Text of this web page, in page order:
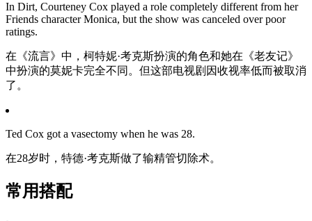
In Dirt, Courteney Cox played a role completely different from her
Friends character Monica, but the show was canceled over poor
ratings.
在《流言》中，柯特妮·考克斯扮演的角色和她在《老友记》
中扮演的莫妮卡完全不同。但这部电视剧因收视率低而被取消
了。
Ted Cox got a vasectomy when he was 28.
在28岁时，特德·考克斯做了输精管切除术。
常用搭配